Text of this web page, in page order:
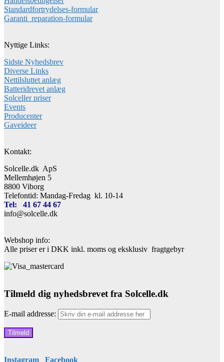
Standardfortrydelses-formular
Garanti_reparation-formular
Nyttige Links:
Sidste Nyhedsbrev
Diverse Links
Nettilsluttet anlæg
Batteridrevet anlæg
Solceller priser
Events
Producenter
Gaveideer
Kontakt:
Solcelle.dk ApS
Mellemhøjen 5
8800 Viborg
Telefontid: Mandag-Fredag kl. 10-14
Tel: 41 67 44 67
info@solcelle.dk
Webshop info:
Alle priser er i DKK inkl. moms og eksklusiv fragtgebyr
Tilmeld dig nyhedsbrevet fra Solcelle.dk
E-mail addresse:
Instagram Facebook